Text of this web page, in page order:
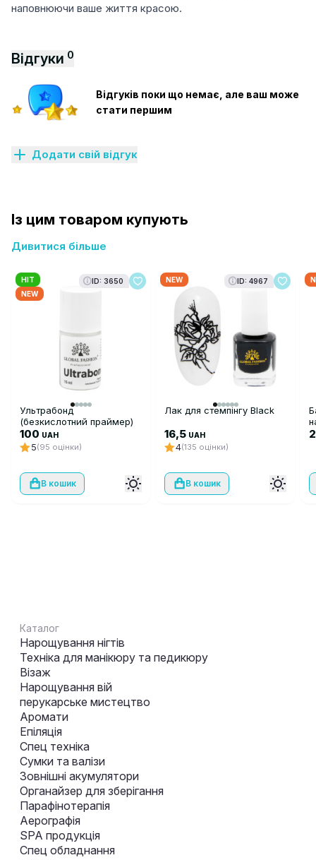
наповнюючи ваше життя красою.
Відгуки 0
Відгуків поки що немає, але ваш може
стати першим
Додати свій відгук
Із цим товаром купують
Дивитися більше
HIT
NEW
ID: 3650
Ультрабонд
(безкислотний праймер)
Ultrabond Global Fashion,
15 мл
100 UAH
5(95 оцінки)
В кошик
NEW ID: 4967
Лак для стемпінгу Black
16,5 UAH
4(135 оцінки)
В кошик
Каталог
Нарощування нігтів
Техніка для манікюру та педикюру
Візаж
Нарощування вій
перукарське мистецтво
Аромати
Епіляція
Спец техніка
Сумки та валізи
Зовнішні акумулятори
Органайзер для зберігання
Парафінотерапія
Аерографія
SPA продукція
Спец обладнання